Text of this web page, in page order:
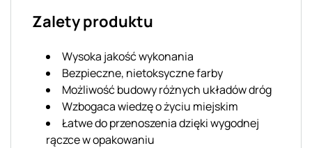
Zalety produktu
Wysoka jakość wykonania
Bezpieczne, nietoksyczne farby
Możliwość budowy różnych układów dróg
Wzbogaca wiedzę o życiu miejskim
Łatwe do przenoszenia dzięki wygodnej
rączce w opakowaniu